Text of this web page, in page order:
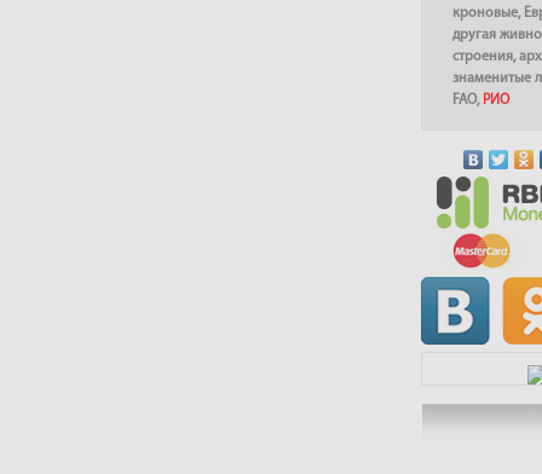
кроновые,
другая
строения,
знаменитые
FAO, РИО